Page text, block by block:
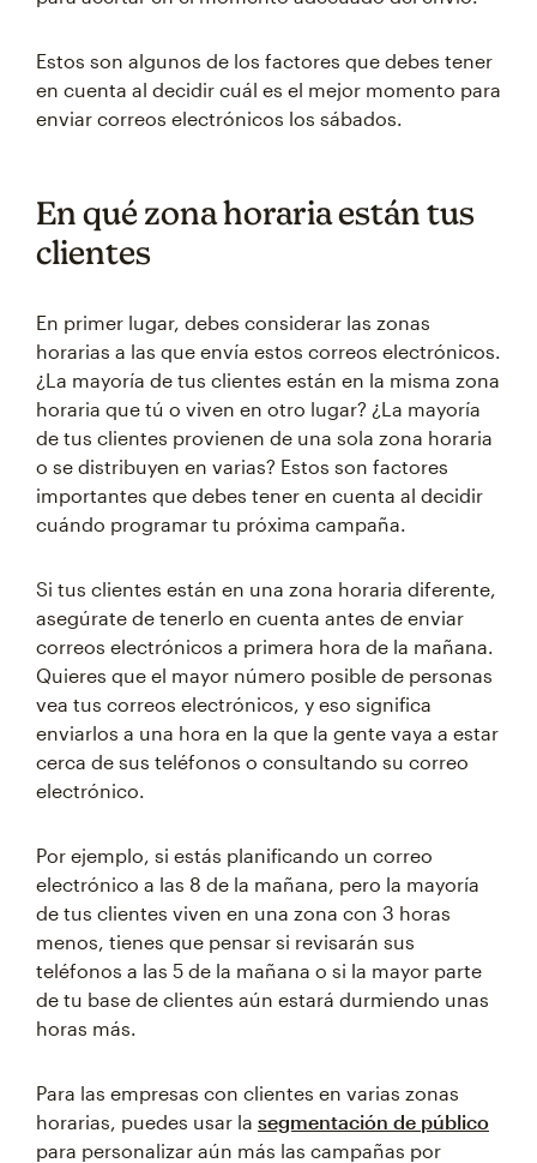
Estos son algunos de los factores que debes tener
en cuenta al decidir cuál es el mejor momento para
enviar correos electrónicos los sábados.
En qué zona horaria están tus
clientes
En primer lugar, debes considerar las zonas
horarias a las que envía estos correos electrónicos.
¿La mayoría de tus clientes están en la misma zona
horaria que tú o viven en otro lugar? ¿La mayoría
de tus clientes provienen de una sola zona horaria
o se distribuyen en varias? Estos son factores
importantes que debes tener en cuenta al decidir
cuándo programar tu próxima campaña.
Si tus clientes están en una zona horaria diferente,
asegúrate de tenerlo en cuenta antes de enviar
correos electrónicos a primera hora de la mañana.
Quieres que el mayor número posible de personas
vea tus correos electrónicos, y eso significa
enviarlos a una hora en la que la gente vaya a estar
cerca de sus teléfonos o consultando su correo
electrónico.
Por ejemplo, si estás planificando un correo
electrónico a las 8 de la mañana, pero la mayoría
de tus clientes viven en una zona con 3 horas
menos, tienes que pensar si revisarán sus
teléfonos a las 5 de la mañana o si la mayor parte
de tu base de clientes aún estará durmiendo unas
horas más.
Para las empresas con clientes en varias zonas
horarias, puedes usar la segmentación de público
para personalizar aún más las campañas por